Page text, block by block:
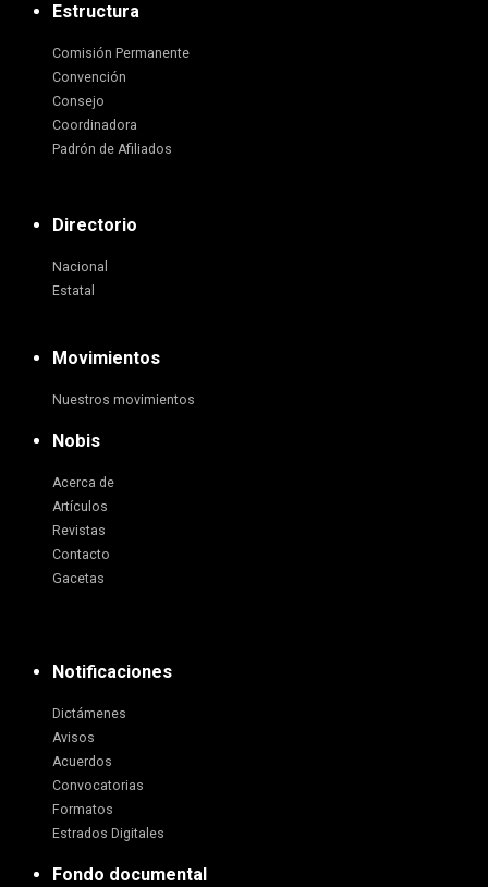
Estructura
Comisión Permanente
Convención
Consejo
Coordinadora
Padrón de Afiliados
Directorio
Nacional
Estatal
Movimientos
Nuestros movimientos
Nobis
Acerca de
Artículos
Revistas
Contacto
Gacetas
Notificaciones
Dictámenes
Avisos
Acuerdos
Convocatorias
Formatos
Estrados Digitales
Fondo documental